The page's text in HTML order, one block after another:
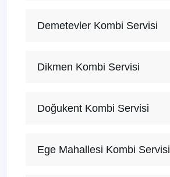
Demetevler Kombi Servisi
Dikmen Kombi Servisi
Doğukent Kombi Servisi
Ege Mahallesi Kombi Servisi